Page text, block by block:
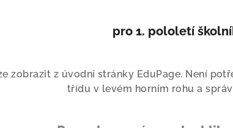
pro 1. pololetí
zobrazit z úvodní stránky EduPage. Není
třídu v levém horním rohu a